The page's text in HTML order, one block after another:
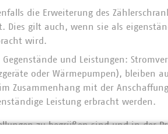
die Erweiterung des
Dies gilt auch, wenn sie als
wird.
und Leistungen:
oder Wärmepumpen), bleiben
Zusammenhang mit der
Leistung erbracht werden.
zu begrüßen sind und in der